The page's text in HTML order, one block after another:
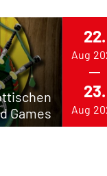
Games
22.
Aug
23.
Aug